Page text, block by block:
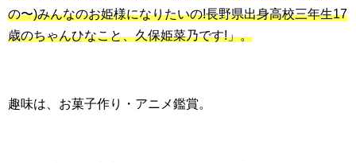
の〜)みんなのお姫様になりたいの!長野県出身高校三年生17
歳のちゃんひなこと、久保姫菜乃です!」。
趣味は、お菓子作り・アニメ鑑賞。